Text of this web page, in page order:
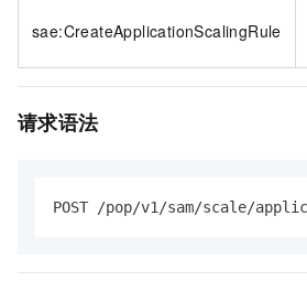
sae:CreateApplicationScalingRule
请求语法
POST /pop/v1/sam/scale/